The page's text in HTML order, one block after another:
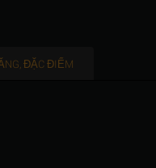
ĐẶC ĐIỂM